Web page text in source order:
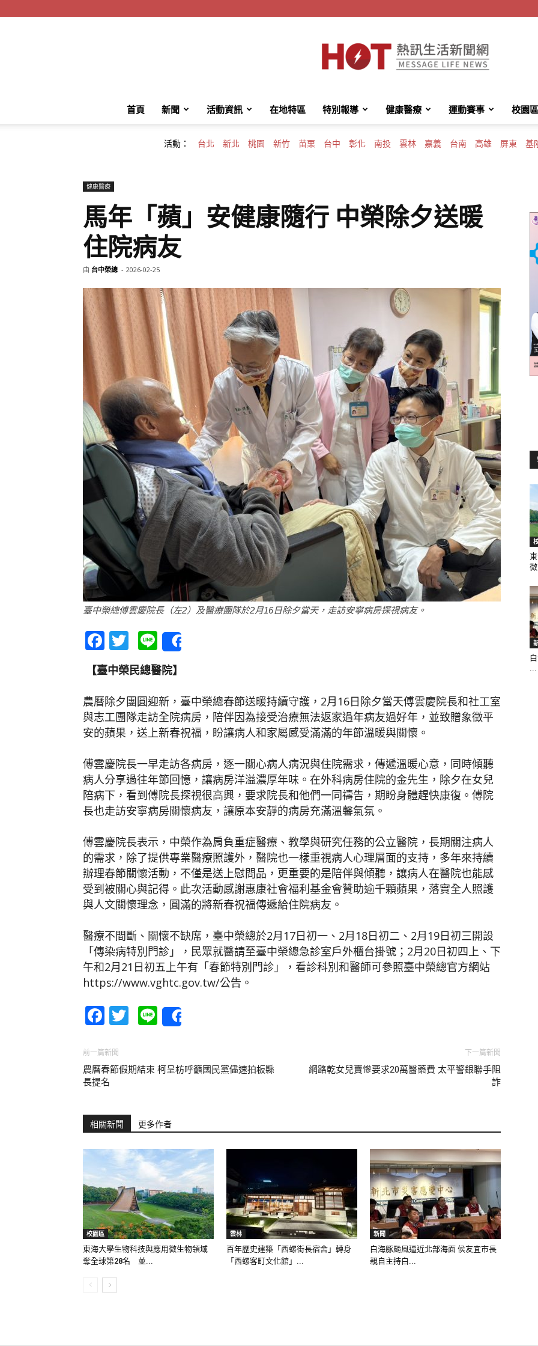
HotMessage
生
活
新
聞
首頁 新聞 活動資訊 在地特區 特別報導 健康醫療 運動賽事 校園區
活動： 台北 新北 桃園 新竹 苗栗 台中 彰化 南投 雲林 嘉義 台南 高雄 屏東 基
健康醫療
馬年「蘋」安健康隨行 中榮除夕送暖
住院病友
由 台中榮總 - 2026-02-25
臺中榮總傅雲慶院長（左2）及醫療團隊於2月16日除夕當天，走訪安寧病房探視病友。
Facebook
Twitter
Line
【臺中榮民總醫院】
農曆除夕團圓迎新，臺中榮總春節送暖持續守護，2月16日除夕當天傅雲慶院長和社工室
與志工團隊走訪全院病房，陪伴因為接受治療無法返家過年病友過好年，並致贈象徵平
安的蘋果，送上新春祝福，盼讓病人和家屬感受滿滿的年節溫暖與關懷。
傅雲慶院長一早走訪各病房，逐一關心病人病況與住院需求，傳遞溫暖心意，同時傾聽
病人分享過往年節回憶，讓病房洋溢濃厚年味。在外科病房住院的金先生，除夕在女兒
陪病下，看到傅院長探視很高興，要求院長和他們一同禱告，期盼身體趕快康復。傅院
長也走訪安寧病房關懷病友，讓原本安靜的病房充滿溫馨氣氛。
傅雲慶院長表示，中榮作為肩負重症醫療、教學與研究任務的公立醫院，長期關注病人
的需求，除了提供專業醫療照護外，醫院也一樣重視病人心理層面的支持，多年來持續
辦理春節關懷活動，不僅是送上慰問品，更重要的是陪伴與傾聽，讓病人在醫院也能感
受到被關心與記得。此次活動感謝惠康社會福利基金會贊助逾千顆蘋果，落實全人照護
與人文關懷理念，圓滿的將新春祝福傳遞給住院病友。
醫療不間斷、關懷不缺席，臺中榮總於2月17日初一、2月18日初二、2月19日初三開設
「傳染病特別門診」，民眾就醫請至臺中榮總急診室戶外櫃台掛號；2月20日初四上、下
午和2月21日初五上午有「春節特別門診」，看診科別和醫師可參照臺中榮總官方網站
https://www.vghtc.gov.tw/公告。
Facebook
Twitter
Line
前一篇新聞
農曆春節假期結束 柯呈枋呼籲國民黨儘速拍板縣
長提名
下一篇新聞
網路乾女兒賣慘要求20萬醫藥費 太平警銀聯手阻
詐
相關新聞 更多作者
校園區
東海大學生物科技與應用微生物領域
奪全球第28名 並...
雲林
百年歷史建築「西螺街長宿舍」轉身
「西螺客町文化館」...
新聞
白海豚颱風逼近北部海面 侯友宜市長
親自主持白...
...